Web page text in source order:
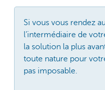
Si vous vous rendez
l’intermédiaire de
la solution la plus
toute nature pour
pas imposable.